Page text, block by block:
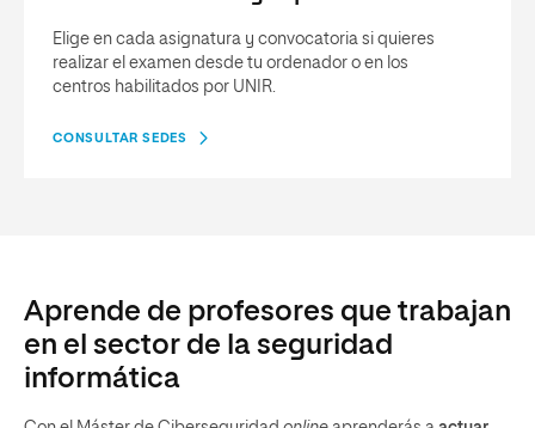
Elige en cada asignatura y convocatoria si quieres
realizar el examen desde tu ordenador o en los
centros habilitados por UNIR.
CONSULTAR SEDES
Aprende de profesores que trabajan
en el sector de la seguridad
informática